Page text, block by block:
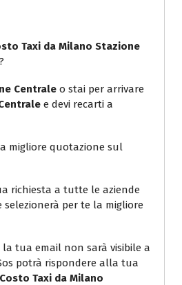
Taxi da Milano Stazione
?
Centrale o stai per arrivare
e devi recarti a
migliore quotazione sul
richiesta a tutte le aziende
per te la migliore
tua email non sarà visibile a
potrà rispondere alla tua
Costo Taxi da Milano